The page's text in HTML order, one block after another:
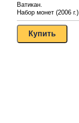
Ватикан.
Набор монет (2006 г.)